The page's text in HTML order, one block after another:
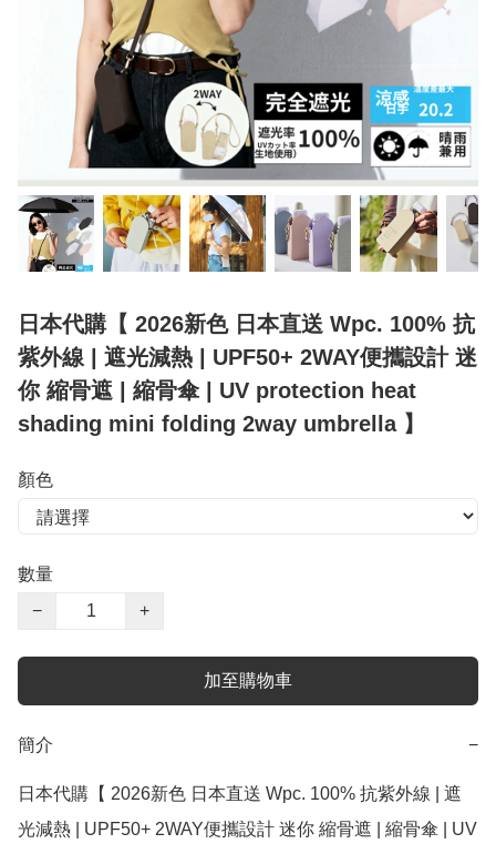
日本代購【 2026新色 日本直送 Wpc. 100% 抗
紫外線 | 遮光減熱 | UPF50+ 2WAY便攜設計 迷
你 縮骨遮 | 縮骨傘 | UV protection heat
shading mini folding 2way umbrella 】
顏色
數量
−
+
加至購物車
簡介 −
日本代購【﻿ 2026新色 日本直送 Wpc. 100% 抗紫外線 | 遮
光減熱 | UPF50+ 2WAY便攜設計 迷你 縮骨遮 | 縮骨傘 | UV